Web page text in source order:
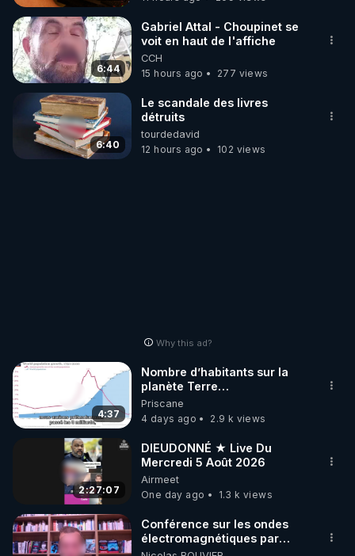
6:44
Gabriel Attal - Choupinet se
voit en haut de l'affiche
CCH
15 hours ago
277 views
6:40
Le scandale des livres
détruits
tourdedavid
12 hours ago
102 views
Why this ad?
4:37
Nombre d’habitants sur la
planète Terre…
Priscane
4 days ago
2.9 k views
2:27:07
DIEUDONNÉ ★ Live Du
Mercredi 5 Août 2026
Airmeet
One day ago
1.3 k views
Conférence sur les ondes
électromagnétiques par
Grégoire Caustru et Bart de